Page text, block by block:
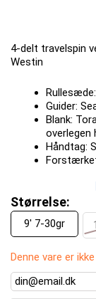
4-delt travelspin
Westin
Guider:
Blank:
overlegen
Håndtag:
Størrelse:
9' 7-30gr
Denne vare er